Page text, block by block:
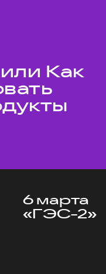
Как
6 марта
«ГЭС-2»